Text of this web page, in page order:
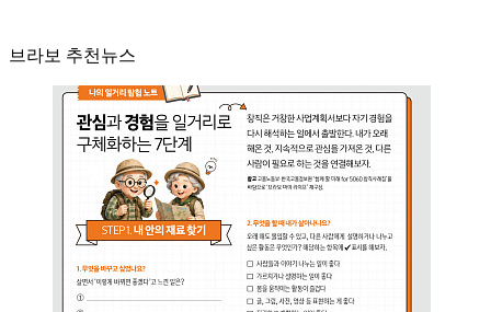
브라보 추천뉴스